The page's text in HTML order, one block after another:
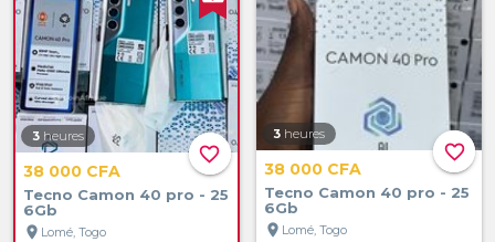
favorite_border
3 heures
38 000 CFA
Tecno Camon 40 pro - 25
6Gb
location_on Lomé, Togo
favorite_border
3 heures
38 000 CFA
Tecno Camon 40 pro - 25
6Gb
location_on Lomé, Togo